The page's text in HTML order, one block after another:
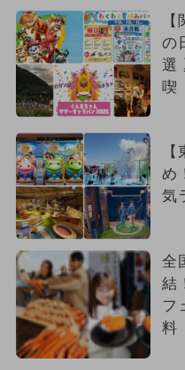
の
選
喫
め
気
全
結
フ
料